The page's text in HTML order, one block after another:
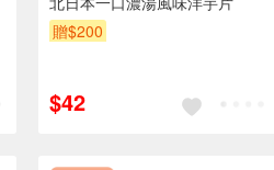
贈$200
$42